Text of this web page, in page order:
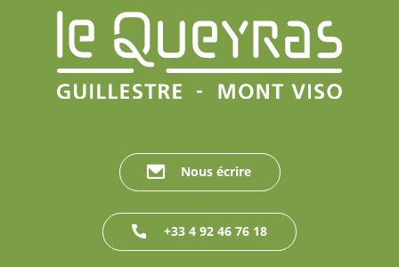
Nous écrire
+33 4 92 46 76 18